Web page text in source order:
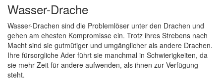
Wasser-Drache
Wasser-Drachen sind die Problemlöser unter den Drachen und
gehen am ehesten Kompromisse ein. Trotz ihres Strebens nach
Macht sind sie gutmütiger und umgänglicher als andere Drachen.
Ihre fürsorgliche Ader führt sie manchmal in Schwierigkeiten, da
sie mehr Zeit für andere aufwenden, als ihnen zur Verfügung
steht.